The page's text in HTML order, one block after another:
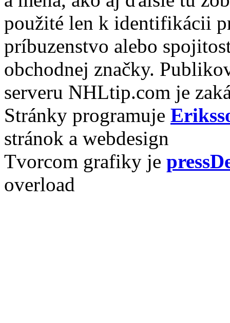
použité len k identifikácii
príbuzenstvo alebo
obchodnej značky.
serveru NHLtip.com je
Stránky programuje
stránok a webdesign
Tvorcom grafiky je
overload